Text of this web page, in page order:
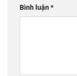
Bình luận*